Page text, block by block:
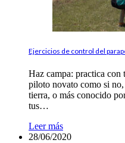
Ejercicios de control del
Haz campa: practica con
piloto novato como si
tierra, o más conocido
tus…
Leer más
28/06/2020